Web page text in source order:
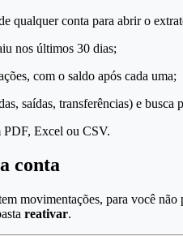
qualquer conta para abrir o
nos últimos 30 dias;
com o saldo após cada uma;
saídas, transferências) e busca
PDF, Excel ou CSV.
conta
movimentações, para você
reativar.